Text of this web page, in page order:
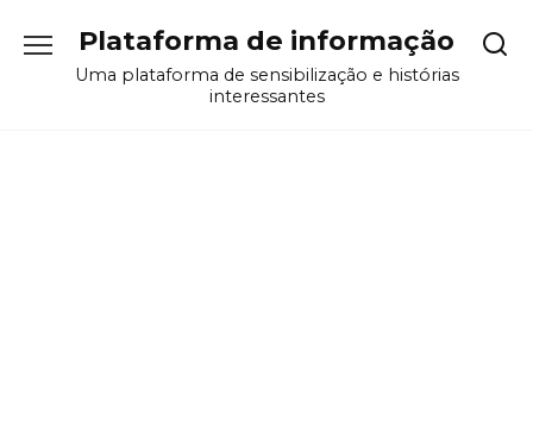
содержанию
Plataforma de informação
Uma plataforma de sensibilização e histórias
interessantes